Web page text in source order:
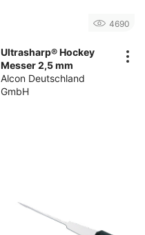
4690
Ultrasharp® Hockey
Messer 2,5 mm
Alcon Deutschland
GmbH